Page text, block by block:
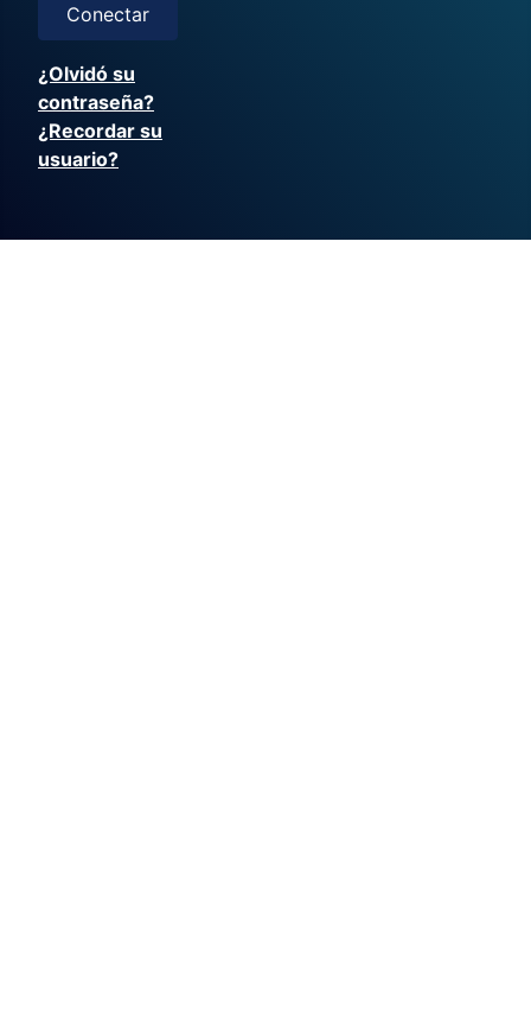
Conectar
¿Olvidó su
contraseña?
¿Recordar su
usuario?